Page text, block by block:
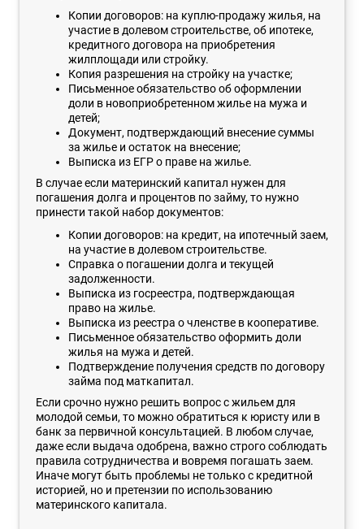
Копии договоров: на куплю-продажу жилья, на
участие в долевом строительстве, об ипотеке,
кредитного договора на приобретения
жилплощади или стройку.
Копия разрешения на стройку на участке;
Письменное обязательство об оформлении
доли в новоприобретенном жилье на мужа и
детей;
Документ, подтверждающий внесение суммы
за жилье и остаток на внесение;
Выписка из ЕГР о праве на жилье.
В случае если материнский капитал нужен для
погашения долга и процентов по займу, то нужно
принести такой набор документов:
Копии договоров: на кредит, на ипотечный заем,
на участие в долевом строительстве.
Справка о погашении долга и текущей
задолженности.
Выписка из госреестра, подтверждающая
право на жилье.
Выписка из реестра о членстве в кооперативе.
Письменное обязательство оформить доли
жилья на мужа и детей.
Подтверждение получения средств по договору
займа под маткапитал.
Если срочно нужно решить вопрос с жильем для
молодой семьи, то можно обратиться к юристу или в
банк за первичной консультацией. В любом случае,
даже если выдача одобрена, важно строго соблюдать
правила сотрудничества и вовремя погашать заем.
Иначе могут быть проблемы не только с кредитной
историей, но и претензии по использованию
материнского капитала.